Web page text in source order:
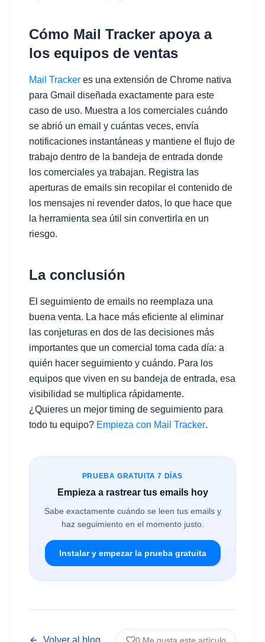
Cómo Mail Tracker apoya a
los equipos de ventas
Mail Tracker es una extensión de Chrome nativa
para Gmail diseñada exactamente para este
caso de uso. Muestra a los comerciales cuándo
se abrió un email y cuántas veces, envía
notificaciones instantáneas y mantiene el flujo de
trabajo dentro de la bandeja de entrada donde
los comerciales ya trabajan. Registra las
aperturas de emails sin recopilar el contenido de
los mensajes ni revender datos, lo que hace que
la herramienta sea útil sin convertirla en un
riesgo.
La conclusión
El seguimiento de emails no reemplaza una
buena venta. La hace más eficiente al eliminar
las conjeturas en dos de las decisiones más
importantes que un comercial toma cada día: a
quién hacer seguimiento y cuándo. Para los
equipos que viven en su bandeja de entrada, esa
visibilidad se multiplica rápidamente.
¿Quieres un mejor timing de seguimiento para
todo tu equipo? Empieza con Mail Tracker.
PRUEBA GRATUITA 7 DÍAS
Empieza a rastrear tus emails hoy
Sabe exactamente cuándo se leen tus emails y
haz seguimiento en el momento justo.
Instalar y empezar la prueba gratuita
Volver al blog